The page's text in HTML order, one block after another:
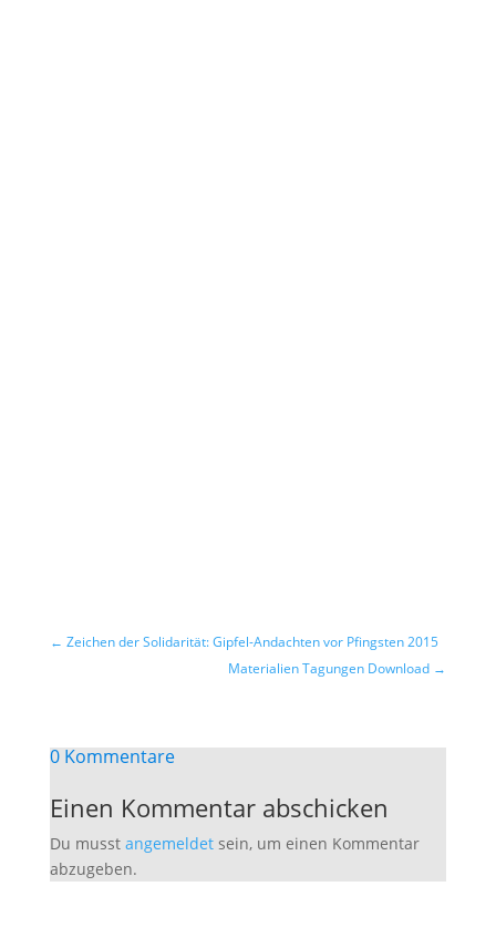
← Zeichen der Solidarität: Gipfel-Andachten vor Pfingsten 2015
Materialien Tagungen Download →
0 Kommentare
Einen Kommentar abschicken
Du musst angemeldetsein, um einen Kommentar
abzugeben.